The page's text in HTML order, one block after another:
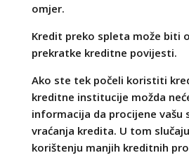
omjer.
Kredit preko spleta može biti
prekratke kreditne povijesti.
Ako ste tek počeli koristiti
kreditne institucije možda
informacija da procijene vašu
vraćanja kredita. U tom
korištenju manjih kreditnih